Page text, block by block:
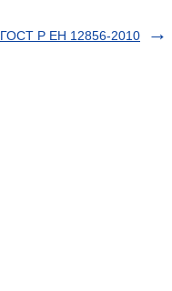
ГОСТ Р ЕН 12856-2010